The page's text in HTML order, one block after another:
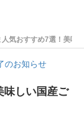
気おすすめ7選！美味
のお知らせ
味しい国産ご